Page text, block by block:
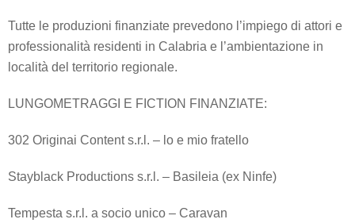
Tutte le produzioni finanziate prevedono l’impiego di attori e
professionalità residenti in Calabria e l’ambientazione in
località del territorio regionale.
LUNGOMETRAGGI E FICTION FINANZIATE:
302 Originai Content s.r.l. – lo e mio fratello
Stayblack Productions s.r.l. – Basileia (ex Ninfe)
Tempesta s.r.l. a socio unico – Caravan